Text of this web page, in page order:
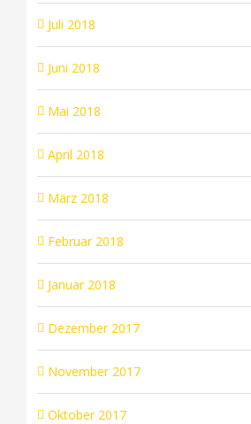
Juli 2018
Juni 2018
Mai 2018
April 2018
März 2018
Februar 2018
Januar 2018
Dezember 2017
November 2017
Oktober 2017